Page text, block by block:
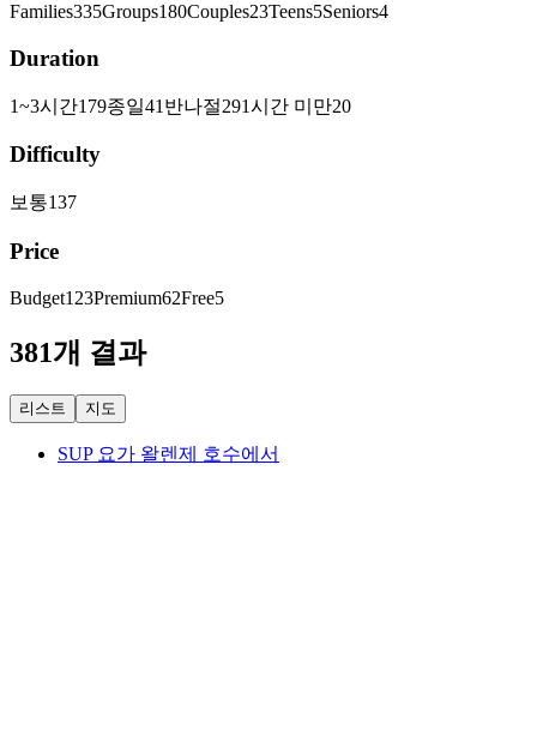
Families335Groups180Couples23Teens5Seniors4
Duration
1~3시간179종일41 반나절291시간 미만20
Difficulty
보통137
Price
Budget123Premium62Free5
381개 결과
리스트 지도
SUP 요가 왈렌제 호수에서